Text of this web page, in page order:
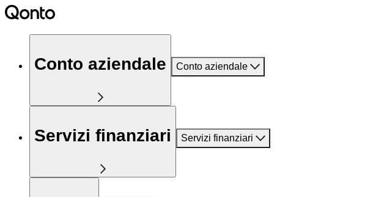
Conto aziendale Conto aziendale
Servizi finanziari Servizi finanziari